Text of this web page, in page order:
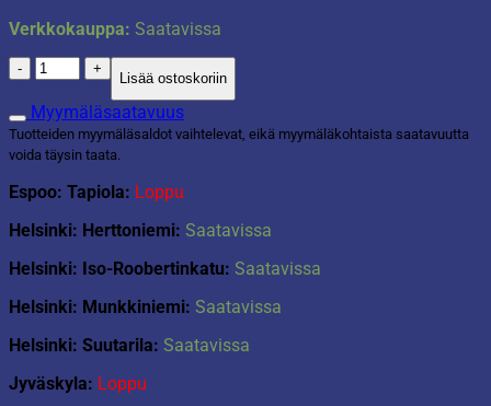
Verkkokauppa: Saatavissa
Sanko
Fairy
Garden
metallia
vaaleanpunainen
määrä
Lisää ostoskoriin
Myymäläsaatavuus
Tuotteiden myymäläsaldot vaihtelevat, eikä myymäläkohtaista saatavuutta
voida täysin taata.
Espoo: Tapiola: Loppu
Helsinki: Herttoniemi: Saatavissa
Helsinki: Iso-Roobertinkatu: Saatavissa
Helsinki: Munkkiniemi: Saatavissa
Helsinki: Suutarila: Saatavissa
Jyväskyla: Loppu